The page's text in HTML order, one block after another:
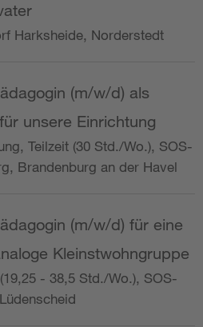
Harksheide, Norderstedt
(m/w/d) als
unsere Einrichtung
Teilzeit (30 Std./Wo.), SOS-
Brandenburg an der Havel
(m/w/d) für eine
Kleinstwohngruppe
- 38,5 Std./Wo.), SOS-